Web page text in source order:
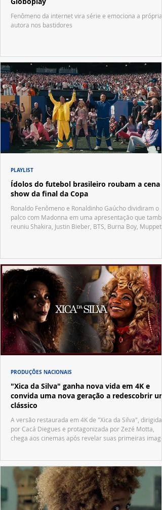
Fenômeno da internet vira série e emociona a própria
autora nos bastidores
Ídolos do futebol brasileiro roubam a cena
show da final da Copa
Ronaldo Fenômeno e Ronaldinho Gaúcho dividiram o
palco com Madonna em uma apresentação que
reuniu Shakira, Justin Bieber, BTS, Burna Boy, Muppets,
PLAYLIST
"Xica da Silva" ganha nova vida em 4K e
convida uma nova geração a redescobrir um
clássico
A versão restaurada em 4K de "Xica da Silva", dirigida
por Cacá Diegues e protagonizada por Zezé Motta,
chega aos cinemas após revelar suas primeiras
PRODUÇÕES NACIONAIS